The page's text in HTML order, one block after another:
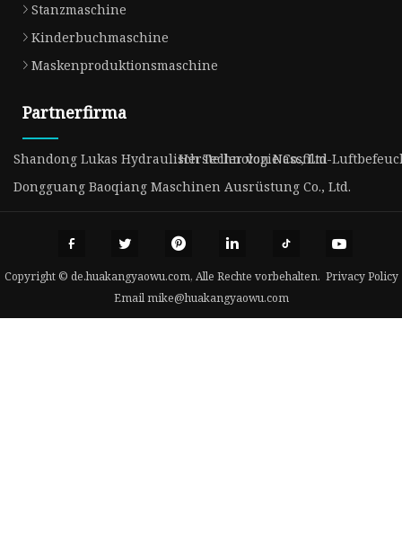
Stanzmaschine
Kinderbuchmaschine
Maskenproduktionsmaschine
Partnerfirma
Shandong Lukas Hydraulisch Technologie Co., Ltd
Hersteller von Nassfilm-
Dongguang Baoqiang Maschinen Ausrüstung Co., Ltd.
Copyright © de.huakangyaowu.com, Alle Rechte vorbehalten. Privacy Policy
Emailmike@huakangyaowu.com